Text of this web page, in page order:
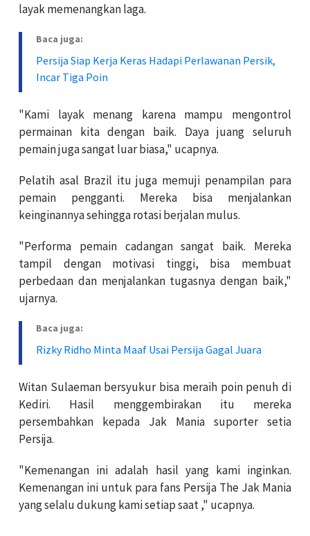
layak memenangkan laga.
Baca juga:
Persija Siap Kerja Keras Hadapi Perlawanan Persik,
Incar Tiga Poin
"Kami layak menang karena mampu mengontrol
permainan kita dengan baik. Daya juang seluruh
pemain juga sangat luar biasa," ucapnya.
Pelatih asal Brazil itu juga memuji penampilan para
pemain pengganti. Mereka bisa menjalankan
keinginannya sehingga rotasi berjalan mulus.
"Performa pemain cadangan sangat baik. Mereka
tampil dengan motivasi tinggi, bisa membuat
perbedaan dan menjalankan tugasnya dengan baik,"
ujarnya.
Baca juga:
Rizky Ridho Minta Maaf Usai Persija Gagal Juara
Witan Sulaeman bersyukur bisa meraih poin penuh di
Kediri. Hasil menggembirakan itu mereka
persembahkan kepada Jak Mania suporter setia
Persija.
"Kemenangan ini adalah hasil yang kami inginkan.
Kemenangan ini untuk para fans Persija The Jak Mania
yang selalu dukung kami setiap saat ," ucapnya.